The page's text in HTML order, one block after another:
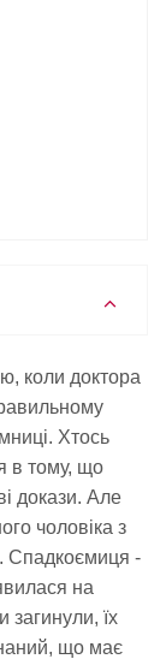
коли доктора
Хтось
в тому, що
докази. Але
чоловіка з
Спадкоємиця -
на
їх
що має